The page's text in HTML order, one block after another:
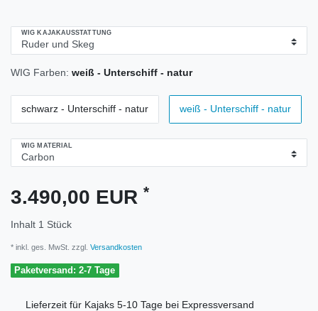
WIG KAJAKAUSSTATTUNG
WIG Farben: weiß - Unterschiff - natur
schwarz - Unterschiff - natur weiß - Unterschiff - natur
WIG MATERIAL
3.490,00 EUR *
Inhalt 1 Stück
* inkl. ges. MwSt. zzgl. Versandkosten
Paketversand: 2-7 Tage
Lieferzeit für Kajaks 5-10 Tage bei Expressversand